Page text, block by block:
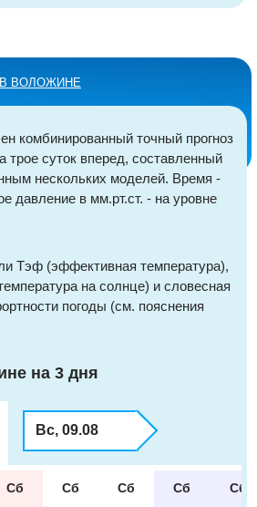
ВОЛОЖИНЕ
комбинированный точный прогноз
трое суток вперед, составленный
нескольких моделей. Время -
давление в мм.рт.ст. - на уровне
Тэф (эффективная температура),
на солнце) и словесная
погоды (см. пояснения
на 3 дня
Вс, 09.08
Сб Сб Сб Сб Сб